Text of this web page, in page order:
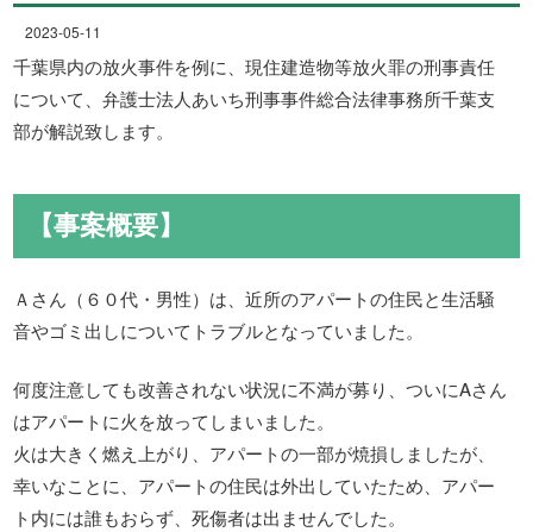
2023-05-11
千葉県内の放火事件を例に、現住建造物等放火罪の刑事責任
について、弁護士法人あいち刑事事件総合法律事務所千葉支
部が解説致します。
【事案概要】
Ａさん（６０代・男性）は、近所のアパートの住民と生活騒
音やゴミ出しについてトラブルとなっていました。
何度注意しても改善されない状況に不満が募り、ついにAさん
はアパートに火を放ってしまいました。
火は大きく燃え上がり、アパートの一部が焼損しましたが、
幸いなことに、アパートの住民は外出していたため、アパー
ト内には誰もおらず、死傷者は出ませんでした。